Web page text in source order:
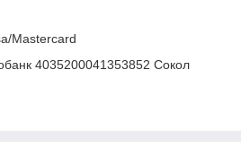
Mastercard
4035200041353852 Сокол